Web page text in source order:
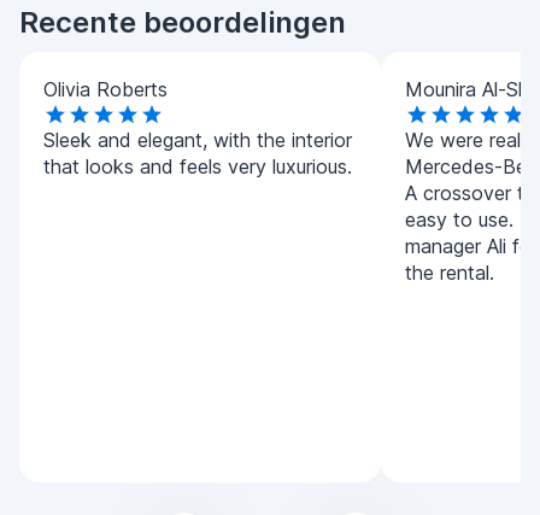
Recente beoordelingen
Olivia Roberts
Sleek and elegant, with the interior
that looks and feels very luxurious.
Mounira Al-
We were
Mercedes-
A crossover
easy to use.
manager Ali
the rental.